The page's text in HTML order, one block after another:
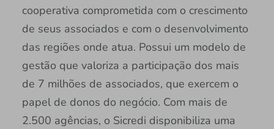
cooperativa comprometida com o crescimento
de seus associados e com o desenvolvimento
das regiões onde atua. Possui um modelo de
gestão que valoriza a participação dos mais
de 7 milhões de associados, que exercem o
papel de donos do negócio. Com mais de
2.500 agências, o Sicredi disponibiliza uma